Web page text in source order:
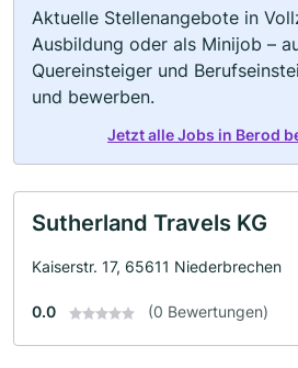
Aktuelle Stellenangebote in
Ausbildung oder als Minijob –
Quereinsteiger und
und bewerben.
Jetzt alle Jobs in Berod
Sutherland Travels KG
Kaiserstr. 17, 65611 Niederbrechen
0.0 (0 Bewertungen)